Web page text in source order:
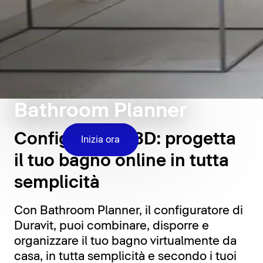
Bathroom Planner
Inizia ora
Configuratore 3D: progetta
il tuo bagno online in tutta
semplicità
Con Bathroom Planner, il configuratore di
Duravit, puoi combinare, disporre e
organizzare il tuo bagno virtualmente da
casa, in tutta semplicità e secondo i tuoi